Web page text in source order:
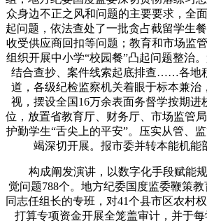
众身边不正之风和问题的主要要求，全
起问题，依法查处了一批贪占截留学生
收受供应商回扣等问题；教育和市场监管
组织开展中小学“校园餐”凸起问题整治。
结合查抄、案件线索起底排查……各地
道，各级纪检监察机关着眼于标本兼治
视，摆设全国16万余表面务督学按期进
位，放置省教育厅、财务厅、市场监管
护勤学生“舌尖上的平安”。压实从管、
竭深切开展。报市委并转本能机能
构成阐发演讲，以数字化手段赋能规
觉问题788个。地方纪委国度监委鞭策
同志任组长的专班，对41个县市区农村
打算专项资金开展全笼盖审计，并于每